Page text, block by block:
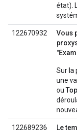
état).
122670932
Vous
Sur la
une
ou
122689236
Le